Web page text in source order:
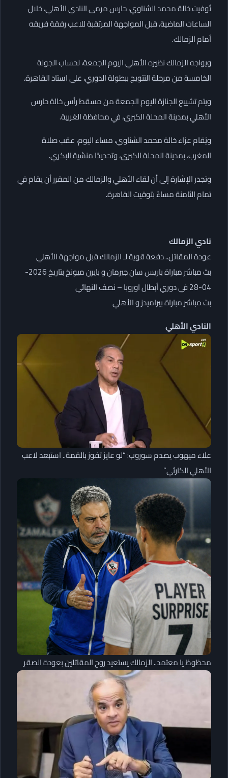
تُوفيت خالة محمد الشناوي، حارس مرمى النادي الأهلي، خلال
الساعات الماضية، قبل المواجهة المرتقبة للاعب رفقة فريقه
أمام الزمالك.
ويواجه الزمالك نظيره الأهلي اليوم الجمعة، لحساب الجولة
الخامسة من مرحلة التتويج ببطولة الدوري، على استاد القاهرة.
ويتم تشييع الجنازة اليوم الجمعة من مسقط رأس خالة حارس
الأهلي بمدينة المحلة الكبرى، في محافظة الغربية.
ويُقام عزاء خالة محمد الشناوي، مساء اليوم، عقب صلاة
المغرب، بمدينة المحلة الكبرى، وتحديدًا منشية البكري.
وتجدر الإشارة إلى أن لقاء الأهلي والزمالك من المقرر أن يقام في
تمام الثامنة مساءً بتوقيت القاهرة.
نادي الزمالك
عودة المقاتل.. دفعة قوية لـ الزمالك قبل مواجهة الأهلي
بث مباشر مباراة باريس سان جيرمان و بايرن ميونخ بتاريخ 2026-
04-28 في دوري أبطال اوروبا – نصف النهائي
بث مباشر مباراة بيراميدز و الأهلي
النادي الأهلي
علاء ميهوب يصدم سوروب: “لو عايز تفوز بالقمة.. استبعد لاعب
الأهلي الكارثي”
محظوظ يا معتمد.. الزمالك يستعيد روح المقاتلين بعودة الصقر